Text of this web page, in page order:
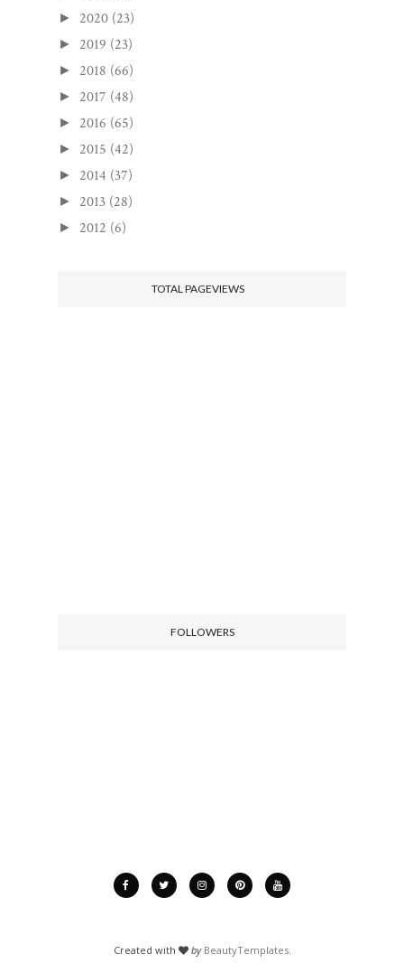
► 2020 (23)
► 2019 (23)
► 2018 (66)
► 2017 (48)
► 2016 (65)
► 2015 (42)
► 2014 (37)
► 2013 (28)
► 2012 (6)
TOTAL PAGEVIEWS
FOLLOWERS
Created with by BeautyTemplates.